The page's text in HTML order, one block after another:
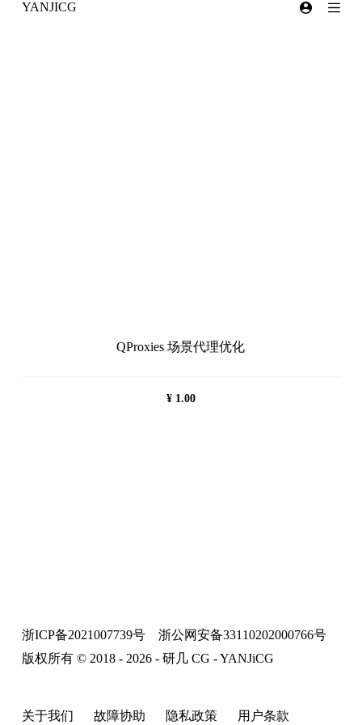
跳
YANJICG
QProxies 场景代理优化
¥1.00
浙ICP备2021007739号
浙公网安备33110202000766号
版权所有 © 2018 - 2026 - 研几 CG - YANJiCG
关于我们 故障协助 隐私政策 用户条款